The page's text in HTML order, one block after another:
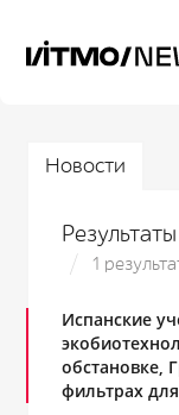
Новости
1
Испанские
обстановке,
фильтрах